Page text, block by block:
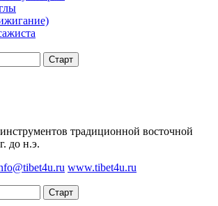
традиционной восточной
до н.э.
www.tibet4u.ru